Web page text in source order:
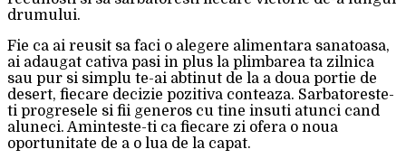
drumului.
Fie ca ai reusit sa faci o alegere alimentara sanatoasa,
ai adaugat cativa pasi in plus la plimbarea ta zilnica
sau pur si simplu te-ai abtinut de la a doua portie de
desert, fiecare decizie pozitiva conteaza. Sarbatoreste-
ti progresele si fii generos cu tine insuti atunci cand
aluneci. Aminteste-ti ca fiecare zi ofera o noua
oportunitate de a o lua de la capat.